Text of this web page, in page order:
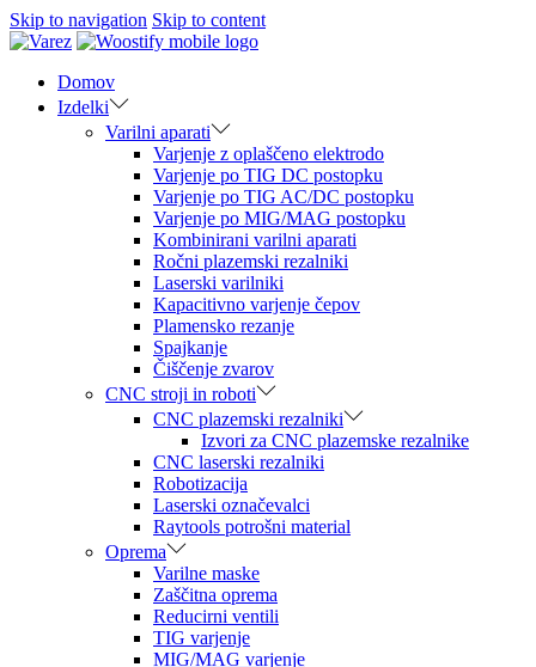
Skip to navigation Skip to content
Domov
Izdelki
Varilni aparati
Varjenje z oplaščeno elektrodo
Varjenje po TIG DC postopku
Varjenje po TIG AC/DC postopku
Varjenje po MIG/MAG postopku
Kombinirani varilni aparati
Ročni plazemski rezalniki
Laserski varilniki
Kapacitivno varjenje čepov
Plamensko rezanje
Spajkanje
Čiščenje zvarov
CNC stroji in roboti
CNC plazemski rezalniki
Izvori za CNC plazemske rezalnike
CNC laserski rezalniki
Robotizacija
Laserski označevalci
Raytools potrošni material
Oprema
Varilne maske
Zaščitna oprema
Reducirni ventili
TIG varjenje
MIG/MAG varjenje